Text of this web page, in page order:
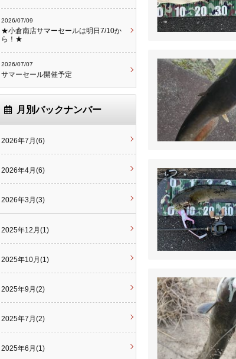
2026/07/09
★小倉南店サマーセールは明日7/10か
ら！★
2026/07/07
サマーセール開催予定
月別バックナンバー
2026年7月(6)
2026年4月(6)
2026年3月(3)
2025年12月(1)
2025年10月(1)
2025年9月(2)
2025年7月(2)
2025年6月(1)